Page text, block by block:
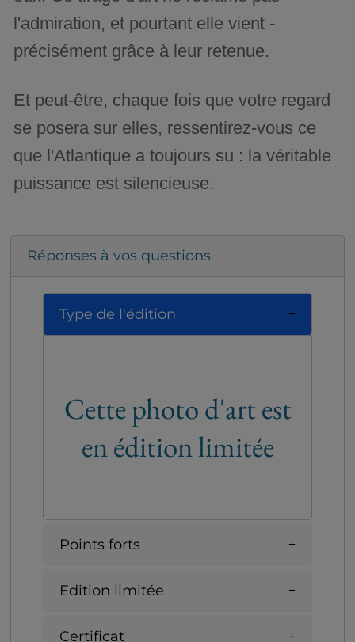
l'admiration, et pourtant elle vient -
précisément grâce à leur retenue.
Et peut-être, chaque fois que votre regard
se posera sur elles, ressentirez-vous ce
que l'Atlantique a toujours su : la véritable
puissance est silencieuse.
Réponses à vos questions
Type de l'édition
Cette photo d'art est
en édition limitée
Points forts
Edition limitée
Certificat